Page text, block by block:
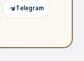
Telegram